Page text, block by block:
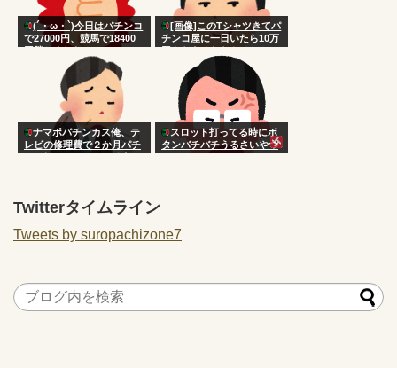
(´・ω・`)今日はパチンコ
で27000円、競馬で18400
円勝ちました
[画像]このTシャツきてパ
チンコ屋に一日いたら10万
円もらえるならやるか？
ナマポパチンカス俺、テ
レビの修理費で２か月パチ
ンコ打てないことが確定し
スロット打ってる時にボ
タンバチバチうるさいやつ
死ねよ
Twitterタイムライン
Tweets by suropachizone7